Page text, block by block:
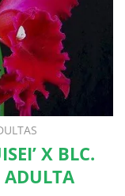
X BLC.
ADULTA